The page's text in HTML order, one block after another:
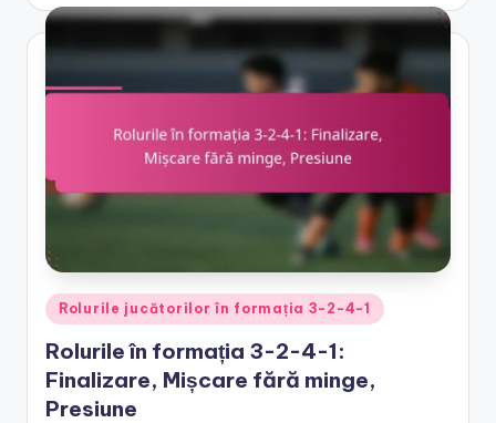
Posted
in
Rolurile jucătorilor în formația 3-2-4-1
Rolurile în formația 3-2-4-1:
Finalizare, Mișcare fără minge,
Presiune